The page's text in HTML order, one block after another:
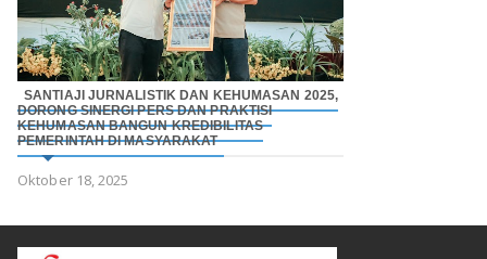
SANTIAJI JURNALISTIK DAN KEHUMASAN 2025,
DORONG SINERGI PERS DAN PRAKTISI
KEHUMASAN BANGUN KREDIBILITAS
PEMERINTAH DI MASYARAKAT
Oktober 18, 2025